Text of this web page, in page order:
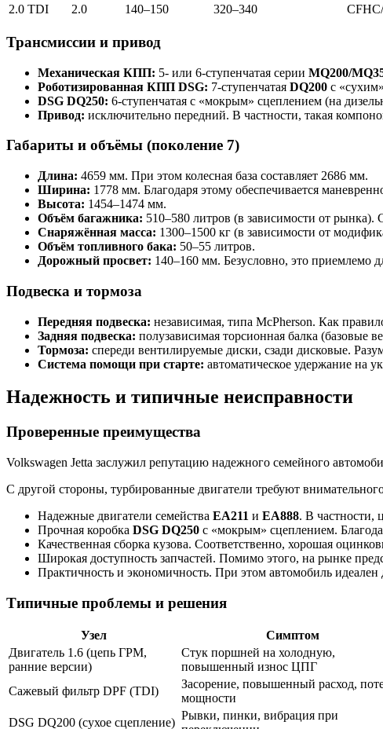
2.0 TDI
2.0 140–150 320–340
Трансмиссии и привод
Механическая КПП: 5- или 6-ступенчатая серии MQ200/
Роботизированная КПП DSG: 7-ступенчатая DQ200 с
DSG DQ250: 6-ступенчатая с «мокрым» сцеплением (на
Привод: исключительно передний. В частности, такая
Габариты и объёмы (поколение 7)
Длина: 4659 мм. При этом колесная база составляет 2686 мм.
Ширина: 1778 мм. Благодаря этому обеспечивается
Высота: 1454–1474 мм.
Объём багажника: 510–580 литров (в зависимости от рынка).
Снаряжённая масса: 1300–1500 кг (в зависимости от
Объём топливного бака: 50–55 литров.
Дорожный просвет: 140–160 мм. Безусловно, это приемлемо
Подвеска и тормоза
Передняя подвеска: независимая, типа McPherson. Как
Задняя подвеска: полузависимая торсионная балка (базовые
Тормоза: спереди вентилируемые диски, сзади дисковые.
Система помощи при старте: автоматическое удержание на
Надежность и типичные неисправности
Проверенные преимущества
Volkswagen Jetta заслужил репутацию надежного семейного
С другой стороны, турбированные двигатели требуют
Надежные двигатели семейства EA211 и EA888. В частности,
Прочная коробка DSG DQ250 с «мокрым» сцеплением.
Качественная сборка кузова. Соответственно, хорошая
Широкая доступность запчастей. Помимо этого, на рынке
Практичность и экономичность. При этом автомобиль
Типичные проблемы и решения
Узел Симптом
Двигатель 1.6 (цепь ГРМ,
ранние версии)
Стук поршней на холодную,
повышенный износ ЦПГ
Сажевый фильтр DPF (TDI)
Засорение, повышенный расход,
мощности
DSG DQ200 (сухое сцепление)
Рывки, пинки, вибрация при